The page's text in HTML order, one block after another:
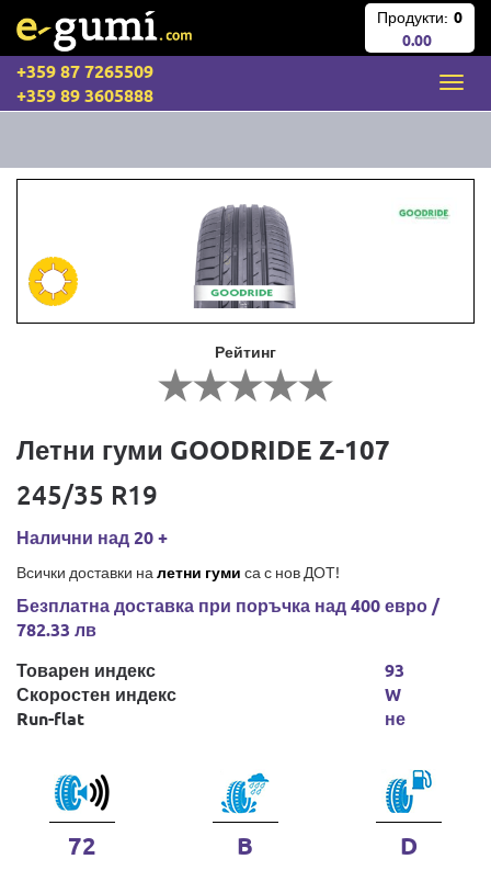
Продукти: 0
0.00
+359 87 7265509
+359 89 3605888
Рейтинг
Летни гуми GOODRIDE Z-107
245/35 R19
Налични над 20 +
Всички доставки на летни гуми са с нов ДОТ!
Безплатна доставка при поръчка над 400 евро /
782.33 лв
Товарен индекс
Скоростен индекс
Run-flat
93
W
не
72 B D